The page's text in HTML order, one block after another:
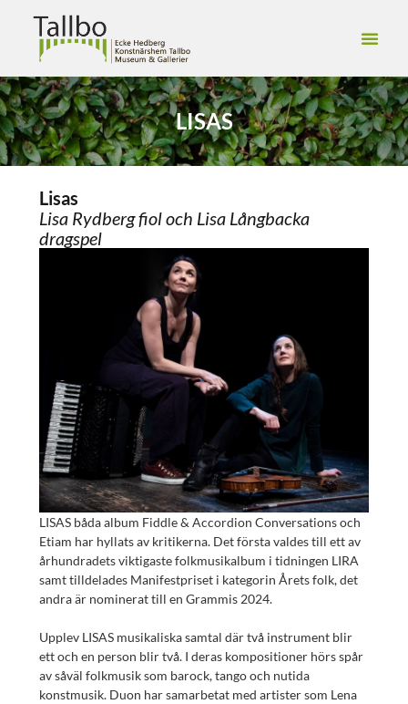
LISAS
Lisas
Lisa Rydberg fiol och Lisa Långbacka
dragspel
LISAS båda album Fiddle & Accordion Conversations och
Etiam har hyllats av kritikerna. Det första valdes till ett av
århundradets viktigaste folkmusikalbum i tidningen LIRA
samt tilldelades Manifestpriset i kategorin Årets folk, det
andra är nominerat till en Grammis 2024.
Upplev LISAS musikaliska samtal där två instrument blir
ett och en person blir två. I deras kompositioner hörs spår
av såväl folkmusik som barock, tango och nutida
konstmusik. Duon har samarbetat med artister som Lena